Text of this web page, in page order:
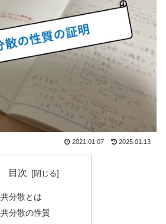
2021.01.07 2025.01.13
目次
共分散とは
共分散の性質